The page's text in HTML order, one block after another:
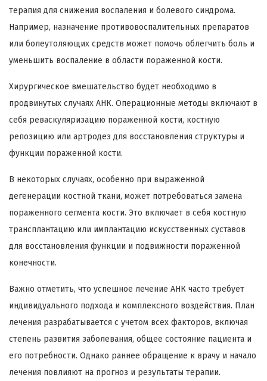
терапия для снижения воспаления и болевого синдрома.
Например, назначение противовоспалительных препаратов
или болеутоляющих средств может помочь облегчить боль и
уменьшить воспаление в области пораженной кости.
Хирургическое вмешательство будет необходимо в
продвинутых случаях АНК. Операционные методы включают в
себя реваскуляризацию пораженной кости, костную
репозицию или артродез для восстановления структуры и
функции пораженной кости.
В некоторых случаях, особенно при выраженной
дегенерации костной ткани, может потребоваться замена
пораженного сегмента кости. Это включает в себя костную
трансплантацию или имплантацию искусственных суставов
для восстановления функции и подвижности пораженной
конечности.
Важно отметить, что успешное лечение АНК часто требует
индивидуального подхода и комплексного воздействия. План
лечения разрабатывается с учетом всех факторов, включая
степень развития заболевания, общее состояние пациента и
его потребности. Однако раннее обращение к врачу и начало
лечения повлияют на прогноз и результаты терапии.